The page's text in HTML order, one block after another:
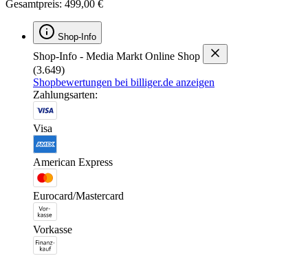
Gesamtpreis: 499,00 €
Shop-Info
Shop-Info - Media Markt Online Shop
(3.649)
Shopbewertungen bei billiger.de anzeigen
Zahlungsarten:
Visa
American Express
Eurocard/Mastercard
Vorkasse